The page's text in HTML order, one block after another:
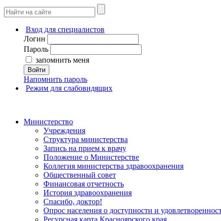
Вход для специалистов
Логин
Пароль
запомнить меня
Войти
Напомнить пароль
Режим для слабовидящих
Министерство
Учреждения
Структура министерства
Запись на прием к врачу
Положение о Министерстве
Коллегия министерства здравоохранения
Общественный совет
Финансовая отчетность
История здравоохранения
Спасибо, доктор!
Опрос населения о доступности и
Ресурсная карта Красноярского края